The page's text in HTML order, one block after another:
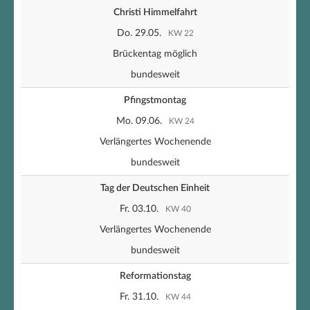
Christi Himmelfahrt
Do. 29.05. KW 22
Brückentag möglich
bundesweit
Pfingstmontag
Mo. 09.06. KW 24
Verlängertes Wochenende
bundesweit
Tag der Deutschen Einheit
Fr. 03.10. KW 40
Verlängertes Wochenende
bundesweit
Reformationstag
Fr. 31.10. KW 44